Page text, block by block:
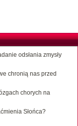
odsłania zmysły
chronią nas przed
chorych na
Słońca?